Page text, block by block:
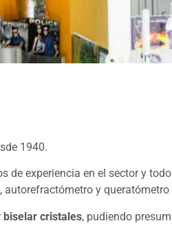
1940.
experiencia en el sector y
y queratómetro
biselar cristales, pudiendo